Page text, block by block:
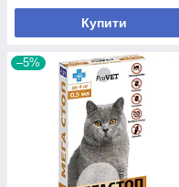
Купити
–5%